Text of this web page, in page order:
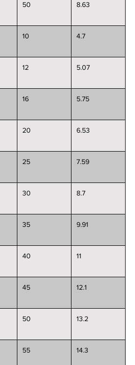
50 8.63
10 4.7
12 5.07
16 5.75
20 6.53
25 7.59
30 8.7
35 9.91
40 11
45 12.1
50 13.2
55 14.3